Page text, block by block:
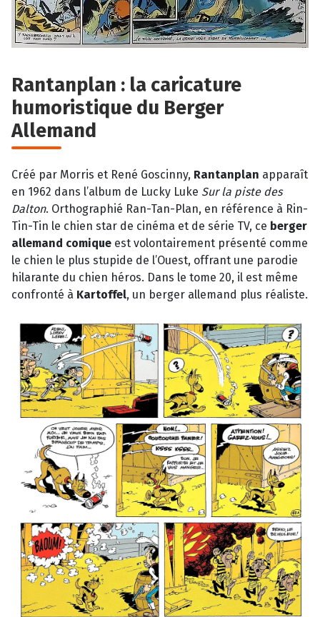
Rantanplan : la caricature
humoristique du Berger
Allemand
Créé par Morris et René Goscinny, Rantanplan apparaît
en 1962 dans l’album de Lucky Luke Sur la piste des
Dalton. Orthographié Ran-Tan-Plan, en référence à Rin-
Tin-Tin le chien star de cinéma et de série TV, ce berger
allemand comique est volontairement présenté comme
le chien le plus stupide de l’Ouest, offrant une parodie
hilarante du chien héros. Dans le tome 20, il est même
confronté à Kartoffel, un berger allemand plus réaliste.